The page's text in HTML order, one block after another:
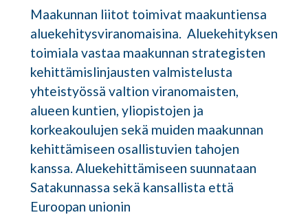
Maakunnan liitot toimivat maakuntiensa
aluekehitysviranomaisina. Aluekehityksen
toimiala vastaa maakunnan strategisten
kehittämislinjausten valmistelusta
yhteistyössä valtion viranomaisten,
alueen kuntien, yliopistojen ja
korkeakoulujen sekä muiden maakunnan
kehittämiseen osallistuvien tahojen
kanssa. Aluekehittämiseen suunnataan
Satakunnassa sekä kansallista että
Euroopan unionin